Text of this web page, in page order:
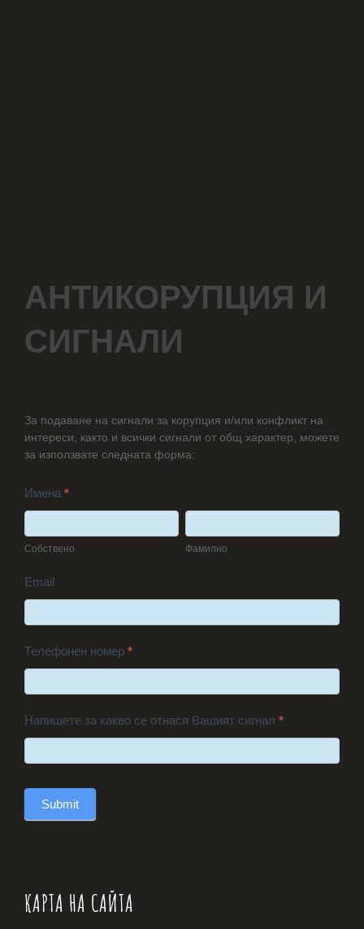
и
АНТИКОРУПЦИЯ И
СИГНАЛИ
За подаване на сигнали за корупция и/или конфликт на
интереси, както и всички сигнали от общ характер, можете
за използвате следната форма:
Имена *
Собствено
Собствено
Фамилно
Фамилно
Email
Телефонен номер *
Напишете за какво се отнася Вашият сигнал *
Submit
КАРТА НА САЙТА